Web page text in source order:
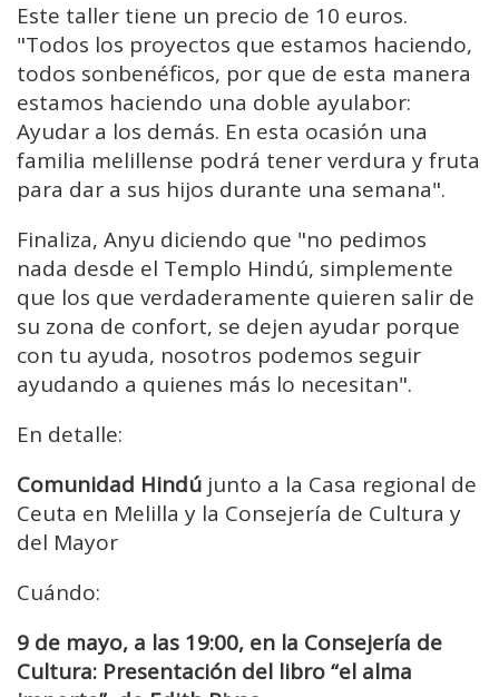
Este taller tiene un precio de 10 euros.
"Todos los proyectos que estamos haciendo,
todos sonbenéficos, por que de esta manera
estamos haciendo una doble ayulabor:
Ayudar a los demás. En esta ocasión una
familia melillense podrá tener verdura y fruta
para dar a sus hijos durante una semana".
Finaliza, Anyu diciendo que "no pedimos
nada desde el Templo Hindú, simplemente
que los que verdaderamente quieren salir de
su zona de confort, se dejen ayudar porque
con tu ayuda, nosotros podemos seguir
ayudando a quienes más lo necesitan".
En detalle:
Comunidad Hindú junto a la Casa regional de
Ceuta en Melilla y la Consejería de Cultura y
del Mayor
Cuándo:
9 de mayo, a las 19:00, en la Consejería de
Cultura: Presentación del libro “el alma